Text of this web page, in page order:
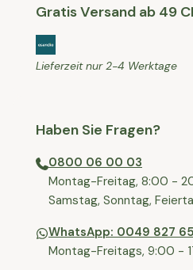
Gratis Versand ab 49
Lieferzeit nur 2-4 Werktage
Haben Sie Fragen?
0800 06 00 03
⁠Montag-Freitag, 8:00 -
⁠Samstag, Sonntag,
WhatsApp: 0049 827 65
Montag-Freitags, 9:00 -